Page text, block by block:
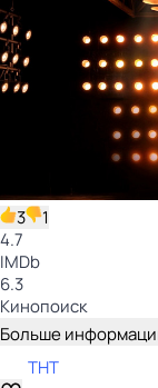
3
1
4.7
IMDb
6.3
Кинопоиск
Больше
ТНТ